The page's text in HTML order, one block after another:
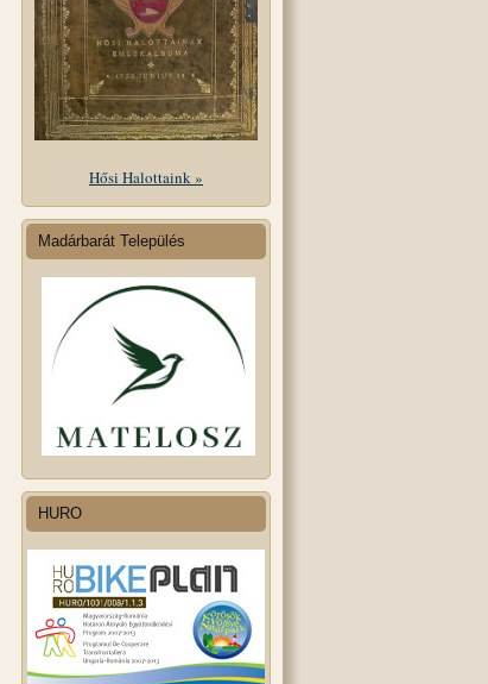
Hősi Halottaink »
Madárbarát Település
HURO